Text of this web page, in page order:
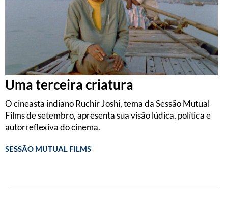
Uma terceira criatura
O cineasta indiano Ruchir Joshi, tema da Sessão Mutual
Films de setembro, apresenta sua visão lúdica, política e
autorreflexiva do cinema.
SESSÃO MUTUAL FILMS